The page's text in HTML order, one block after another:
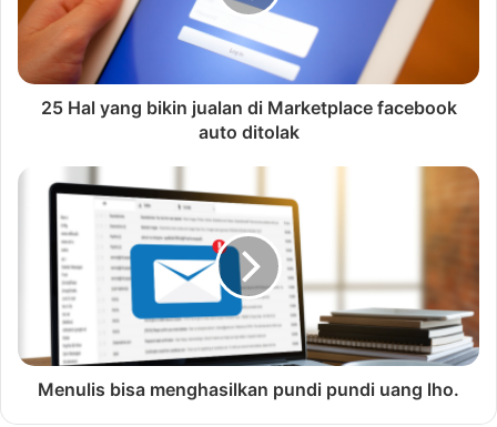
25 Hal yang bikin jualan di Marketplace facebook
auto ditolak
Menulis bisa menghasilkan pundi pundi uang lho.